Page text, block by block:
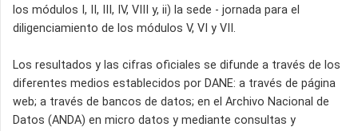
los módulos I, II, III, IV, VIII y, ii) la sede - jornada para el
diligenciamiento de los módulos V, VI y VII.
Los resultados y las cifras oficiales se difunde a través de los
diferentes medios establecidos por DANE: a través de página
web; a través de bancos de datos; en el Archivo Nacional de
Datos (ANDA) en micro datos y mediante consultas y